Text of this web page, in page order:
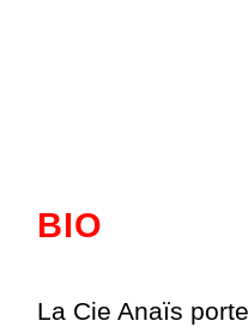
BIO
La Cie Anaïs